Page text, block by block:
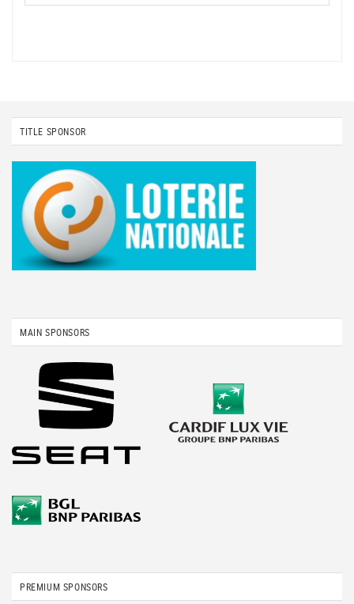
TITLE SPONSOR
MAIN SPONSORS
PREMIUM SPONSORS